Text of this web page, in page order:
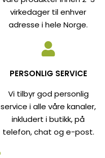
virkedager til enhver
adresse i hele Norge.
PERSONLIG SERVICE
Vi tilbyr god personlig
service i alle våre kanaler,
inkludert i butikk, på
telefon, chat og e-post.